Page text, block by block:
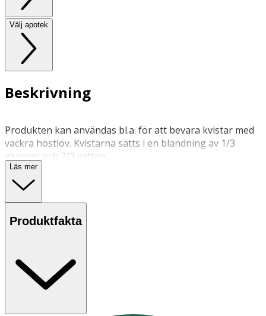
Välj apotek
Beskrivning
Produkten kan användas bl.a. för att bevara kvistar med
vackra höstlöv. Kvistarna sätts i en blandning av 1/3
glycerol och 2/3 vatten.
Ingredienser: Glycerol (innehåller 15 % vatten)
Läs mer
Produktfakta